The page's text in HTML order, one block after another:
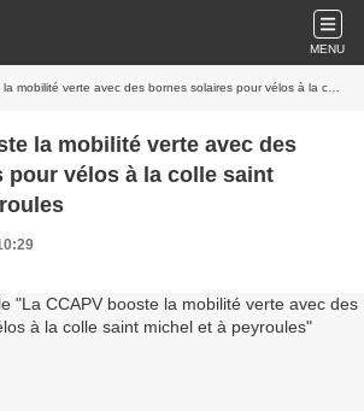
MENU
verte avec des bornes solaires pour vélos à la colle saint michel et à peyroules
la mobilité verte avec des
pour vélos à la colle saint